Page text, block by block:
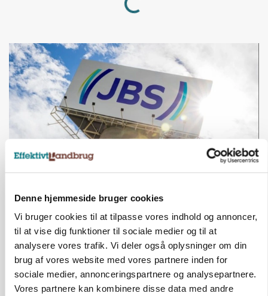
Denne hjemmeside bruger cookies
Vi bruger cookies til at tilpasse vores indhold og annoncer,
til at vise dig funktioner til sociale medier og til at
analysere vores trafik. Vi deler også oplysninger om din
brug af vores website med vores partnere inden for
sociale medier, annonceringspartnere og analysepartnere.
Vores partnere kan kombinere disse data med andre
Slagterigigant går sammen med indonesisk
milliardfond om proteinsatsning